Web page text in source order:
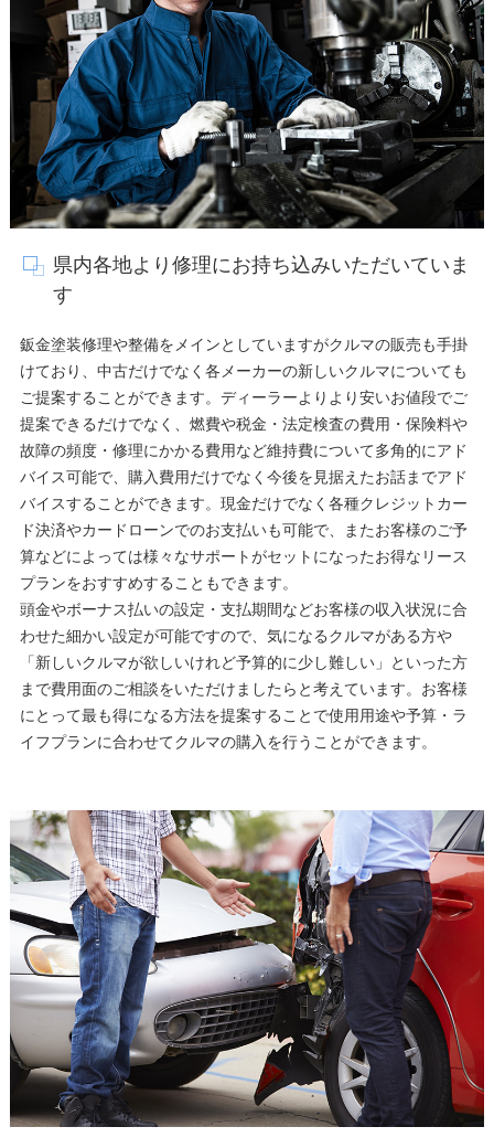
県内各地より修理にお持ち込みいただいていま
す
鈑金塗装修理や整備をメインとしていますがクルマの販売も手掛
けており、中古だけでなく各メーカーの新しいクルマについても
ご提案することができます。ディーラーよりより安いお値段でご
提案できるだけでなく、燃費や税金・法定検査の費用・保険料や
故障の頻度・修理にかかる費用など維持費について多角的にアド
バイス可能で、購入費用だけでなく今後を見据えたお話までアド
バイスすることができます。現金だけでなく各種クレジットカー
ド決済やカードローンでのお支払いも可能で、またお客様のご予
算などによっては様々なサポートがセットになったお得なリース
プランをおすすめすることもできます。
頭金やボーナス払いの設定・支払期間などお客様の収入状況に合
わせた細かい設定が可能ですので、気になるクルマがある方や
「新しいクルマが欲しいけれど予算的に少し難しい」といった方
まで費用面のご相談をいただけましたらと考えています。お客様
にとって最も得になる方法を提案することで使用用途や予算・ラ
イフプランに合わせてクルマの購入を行うことができます。